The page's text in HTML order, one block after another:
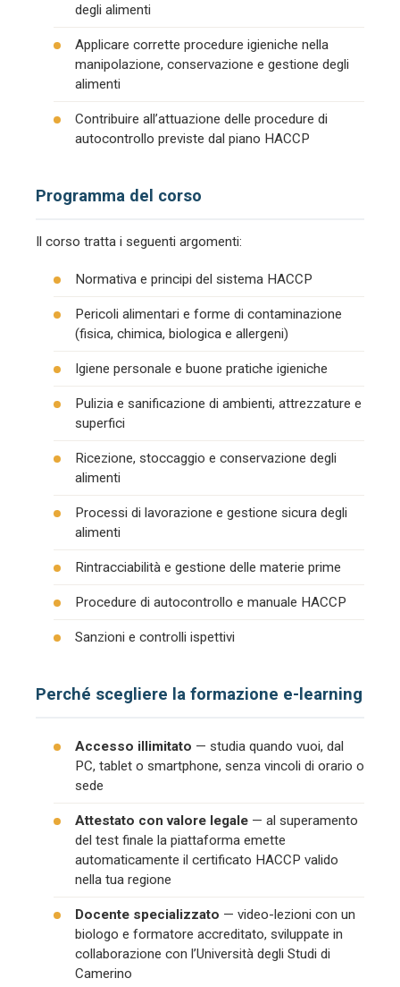
degli alimenti
Applicare corrette procedure igieniche nella
manipolazione, conservazione e gestione degli
alimenti
Contribuire all’attuazione delle procedure di
autocontrollo previste dal piano HACCP
Programma del corso
Il corso tratta i seguenti argomenti:
Normativa e principi del sistema HACCP
Pericoli alimentari e forme di contaminazione
(fisica, chimica, biologica e allergeni)
Igiene personale e buone pratiche igieniche
Pulizia e sanificazione di ambienti, attrezzature e
superfici
Ricezione, stoccaggio e conservazione degli
alimenti
Processi di lavorazione e gestione sicura degli
alimenti
Rintracciabilità e gestione delle materie prime
Procedure di autocontrollo e manuale HACCP
Sanzioni e controlli ispettivi
Perché scegliere la formazione e-learning
Accesso illimitato — studia quando vuoi, dal
PC, tablet o smartphone, senza vincoli di orario o
sede
Attestato con valore legale — al superamento
del test finale la piattaforma emette
automaticamente il certificato HACCP valido
nella tua regione
Docente specializzato — video-lezioni con un
biologo e formatore accreditato, sviluppate in
collaborazione con l’Università degli Studi di
Camerino